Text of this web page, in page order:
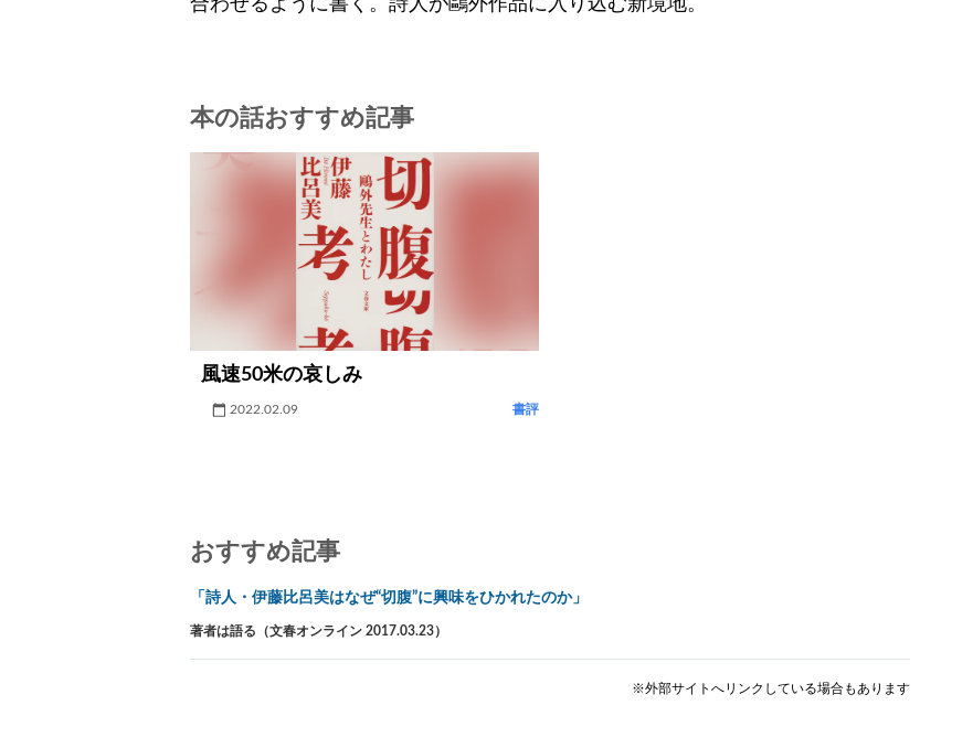
本の話おすすめ記事
風速50米の哀しみ
2022.02.09 書評
おすすめ記事
「詩人・伊藤比呂美はなぜ“切腹”に興味をひかれたのか」
著者は語る（文春オンライン 2017.03.23）
※外部サイトへリンクしている場合もあります